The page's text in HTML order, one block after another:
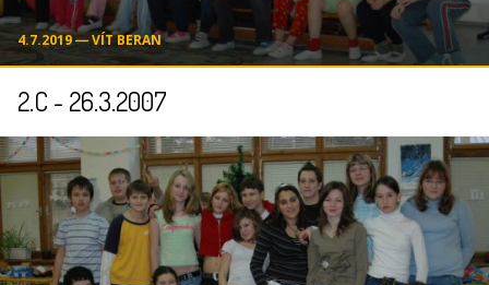
4.7.2019 ― VÍT BERAN
2.C - 26.3.2007